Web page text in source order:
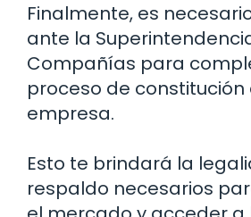
Finalmente, es
ante la
Compañías para
proceso de constitución
empresa.
Esto te brindará la
respaldo necesarios